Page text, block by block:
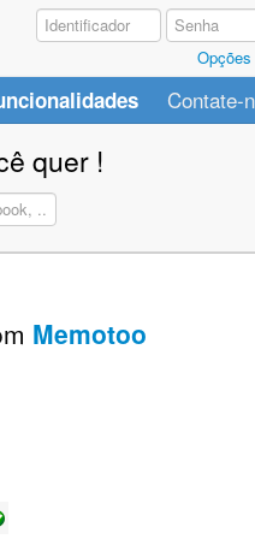
Opções
Contate-
quer !
Memotoo